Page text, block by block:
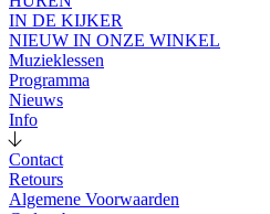
IN DE KIJKER
NIEUW IN ONZE WINKEL
Muzieklessen
Programma
Nieuws
Info
Contact
Retours
Algemene Voorwaarden